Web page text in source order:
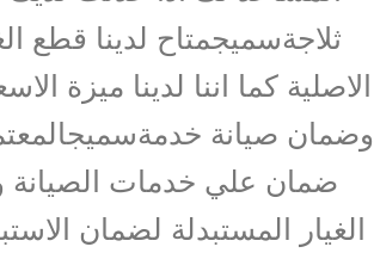
ثلاجةسميجمتاح لدينا قطع
الاصلية كما اننا لدينا ميزة
وضمان صيانة
ضمان علي خدمات
الغيار المستبدلة لضمان